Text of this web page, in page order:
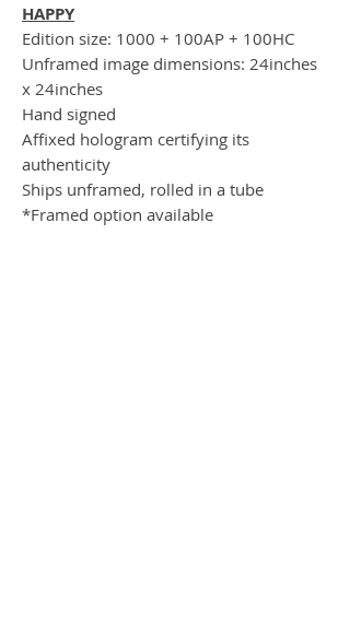
HAPPY
Edition size: 1000 + 100AP + 100HC
Unframed image dimensions: 24inches
x 24inches
Hand signed
Affixed hologram certifying its
authenticity
Ships unframed, rolled in a tube
*Framed option available